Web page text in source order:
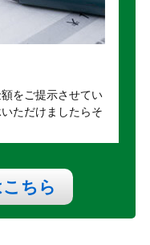
をご提示させてい
ただけましたらそ
ちら